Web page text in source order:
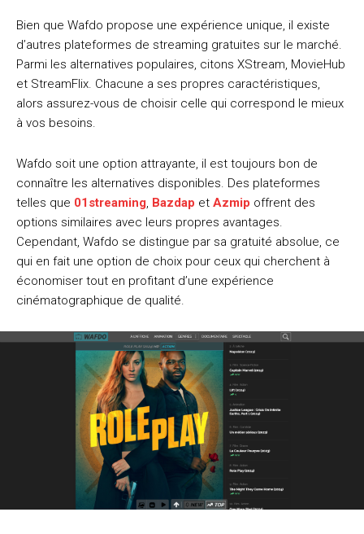
Bien que Wafdo propose une expérience unique, il existe
d’autres plateformes de streaming gratuites sur le marché.
Parmi les alternatives populaires, citons XStream, MovieHub
et StreamFlix. Chacune a ses propres caractéristiques,
alors assurez-vous de choisir celle qui correspond le mieux
à vos besoins.
Wafdo soit une option attrayante, il est toujours bon de
connaître les alternatives disponibles. Des plateformes
telles que 01streaming, Bazdap et Azmip offrent des
options similaires avec leurs propres avantages.
Cependant, Wafdo se distingue par sa gratuité absolue, ce
qui en fait une option de choix pour ceux qui cherchent à
économiser tout en profitant d’une expérience
cinématographique de qualité.